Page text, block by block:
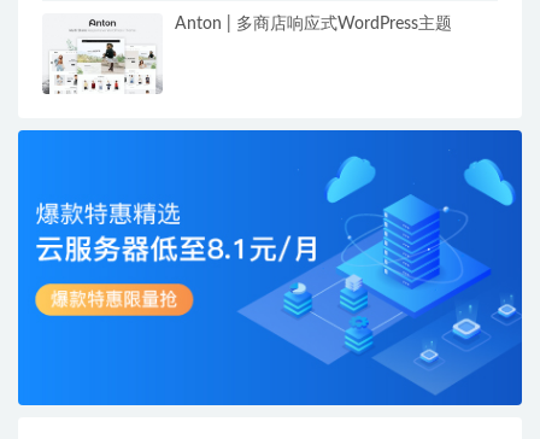
Anton | 多商店响应式WordPress主题